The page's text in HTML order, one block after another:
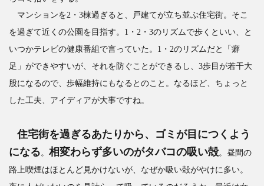
マンションを2・3棟過ぎると、戸建てが立ち並ぶ住宅街。そこ
を過ぎて近くの公園を目指す。1・2・3のリズムで歩くといい、と
いつかテレビの健康番組で言っていた。1・2のリズムだと「癖
足」ができやすいが、それを防ぐことができるし、3歩目が若干大
股になるので、歩幅維持にもなるとのこと。なるほど、ちょっと
した工夫、アイディアが大事ですね。
住宅街を過ぎるあたりから、ゴミが目につくよう
になる 。 相変わらず多いのがタバコの吸い殻。昼間の
路上喫煙はほとんど見かけないが、なぜか吸い殻がやけに多い。